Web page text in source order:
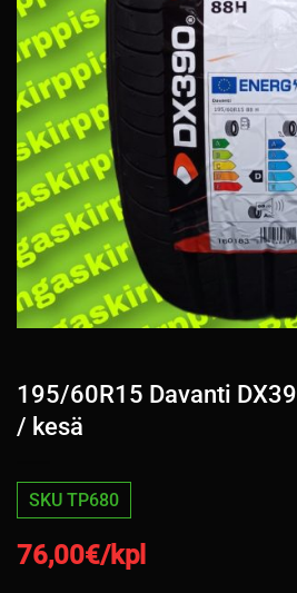
195/60R15 Davanti
/ kesä
SKU TP680
76,00€/kpl